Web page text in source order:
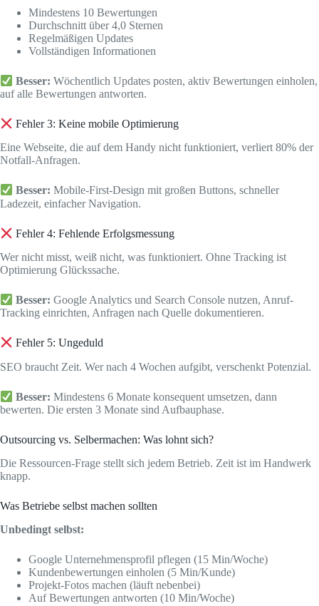
Mindestens 10 Bewertungen
Durchschnitt über 4,0 Sternen
Regelmäßigen Updates
Vollständigen Informationen
Besser: Wöchentlich Updates posten, aktiv Bewertungen einholen,
auf alle Bewertungen antworten.
Fehler 3: Keine mobile Optimierung
Eine Webseite, die auf dem Handy nicht funktioniert, verliert 80% der
Notfall-Anfragen.
Besser: Mobile-First-Design mit großen Buttons, schneller
Ladezeit, einfacher Navigation.
Fehler 4: Fehlende Erfolgsmessung
Wer nicht misst, weiß nicht, was funktioniert. Ohne Tracking ist
Optimierung Glückssache.
Besser: Google Analytics und Search Console nutzen, Anruf-
Tracking einrichten, Anfragen nach Quelle dokumentieren.
Fehler 5: Ungeduld
SEO braucht Zeit. Wer nach 4 Wochen aufgibt, verschenkt Potenzial.
Besser: Mindestens 6 Monate konsequent umsetzen, dann
bewerten. Die ersten 3 Monate sind Aufbauphase.
Outsourcing vs. Selbermachen: Was lohnt sich?
Die Ressourcen-Frage stellt sich jedem Betrieb. Zeit ist im Handwerk
knapp.
Was Betriebe selbst machen sollten
Unbedingt selbst:
Google Unternehmensprofil pflegen (15 Min/Woche)
Kundenbewertungen einholen (5 Min/Kunde)
Projekt-Fotos machen (läuft nebenbei)
Auf Bewertungen antworten (10 Min/Woche)